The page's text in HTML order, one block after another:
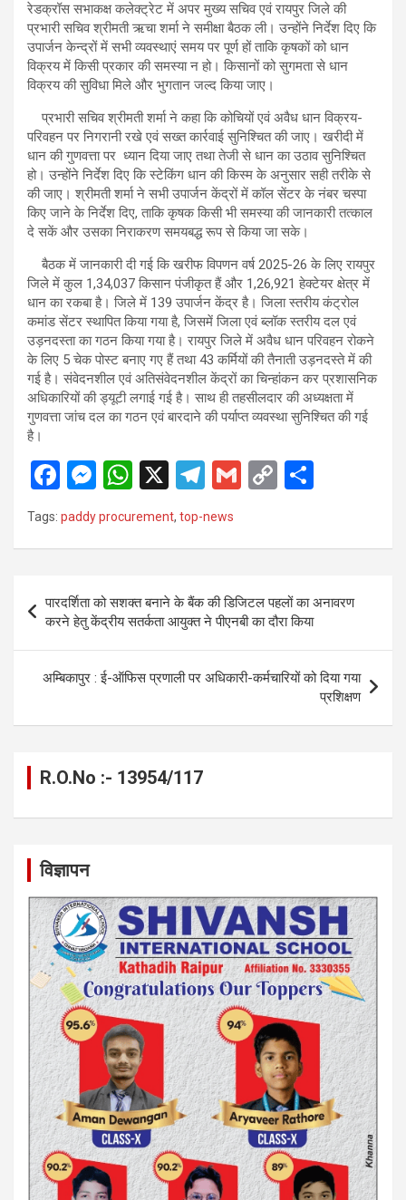
रेडक्रॉस सभाकक्ष कलेक्ट्रेट में अपर मुख्य सचिव एवं रायपुर जिले की
प्रभारी सचिव श्रीमती ऋचा शर्मा ने समीक्षा बैठक ली। उन्होंने निर्देश दिए कि
उपार्जन केन्द्रों में सभी व्यवस्थाएं समय पर पूर्ण हों ताकि कृषकों को धान
विक्रय में किसी प्रकार की समस्या न हो। किसानों को सुगमता से धान
विक्रय की सुविधा मिले और भुगतान जल्द किया जाए।
प्रभारी सचिव श्रीमती शर्मा ने कहा कि कोचियों एवं अवैध धान विक्रय-
परिवहन पर निगरानी रखे एवं सख्त कार्रवाई सुनिश्चित की जाए। खरीदी में
धान की गुणवत्ता पर ध्यान दिया जाए तथा तेजी से धान का उठाव सुनिश्चित
हो। उन्होंने निर्देश दिए कि स्टेकिंग धान की किस्म के अनुसार सही तरीके से
की जाए। श्रीमती शर्मा ने सभी उपार्जन केंद्रों में कॉल सेंटर के नंबर चस्पा
किए जाने के निर्देश दिए, ताकि कृषक किसी भी समस्या की जानकारी तत्काल
दे सकें और उसका निराकरण समयबद्ध रूप से किया जा सके।
बैठक में जानकारी दी गई कि खरीफ विपणन वर्ष 2025-26 के लिए रायपुर
जिले में कुल 1,34,037 किसान पंजीकृत हैं और 1,26,921 हेक्टेयर क्षेत्र में
धान का रकबा है। जिले में 139 उपार्जन केंद्र है। जिला स्तरीय कंट्रोल
कमांड सेंटर स्थापित किया गया है, जिसमें जिला एवं ब्लॉक स्तरीय दल एवं
उड़नदस्ता का गठन किया गया है। रायपुर जिले में अवैध धान परिवहन रोकने
के लिए 5 चेक पोस्ट बनाए गए हैं तथा 43 कर्मियों की तैनाती उड़नदस्ते में की
गई है। संवेदनशील एवं अतिसंवेदनशील केंद्रों का चिन्हांकन कर प्रशासनिक
अधिकारियों की ड्यूटी लगाई गई है। साथ ही तहसीलदार की अध्यक्षता में
गुणवत्ता जांच दल का गठन एवं बारदाने की पर्याप्त व्यवस्था सुनिश्चित की गई
है।
F
ce
o
o
k
M
se
g
er
W
A
p
p
X
T
a
m
G
C
n
k
Tags: paddy procurement, top-news
navigation
पारदर्शिता को सशक्त बनाने के बैंक की डिजिटल पहलों का अनावरण
करने हेतु केंद्रीय सतर्कता आयुक्त ने पीएनबी का दौरा किया
अम्बिकापुर : ई-ऑफिस प्रणाली पर अधिकारी-कर्मचारियों को दिया गया
प्रशिक्षण
R.O.No :- 13954/117
विज्ञापन